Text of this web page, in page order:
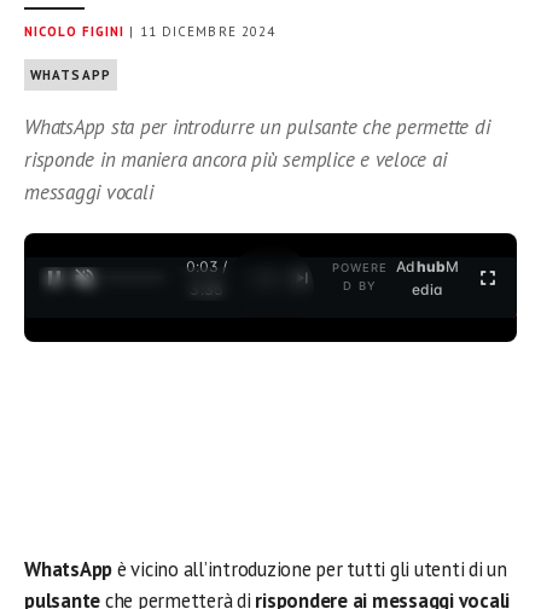
NICOLO FIGINI | 11 DICEMBRE 2024
WHATSAPP
WhatsApp sta per introdurre un pulsante che permette di
risponde in maniera ancora più semplice e veloce ai
messaggi vocali
0:04 /
3:35
POWERE
D BY
AdhubM
edia
WhatsAppè vicino all’introduzione per tutti gli utenti di un
pulsanteche permetterà di rispondere ai messaggi vocali